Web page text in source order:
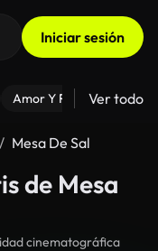
Iniciar sesión
Amor Y Relaciones
Ver todo
Mesa De Sal
de Mesa
cinematográfica